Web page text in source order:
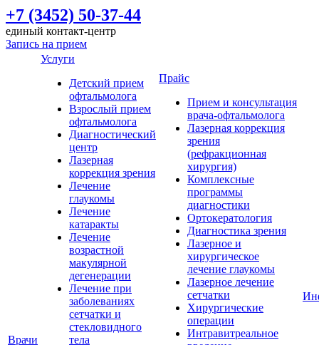
+7 (3452) 50-37-44
единый контакт-центр
Запись на прием
Врачи
Услуги
Детский прием
офтальмолога
Взрослый прием
офтальмолога
Диагностический
центр
Лазерная
коррекция зрения
Лечение
глаукомы
Лечение
катаракты
Лечение
возрастной
макулярной
дегенерации
Лечение при
заболеваниях
сетчатки и
стекловидного
тела
Прайс
Прием и консультация
врача-офтальмолога
Лазерная коррекция
зрения
(рефракционная
хирургия)
Комплексные
программы
диагностики
Ортокератология
Диагностика зрения
Лазерное и
хирургическое
лечение глаукомы
Лазерное лечение
сетчатки
Хирургические
операции
Интравитреальное